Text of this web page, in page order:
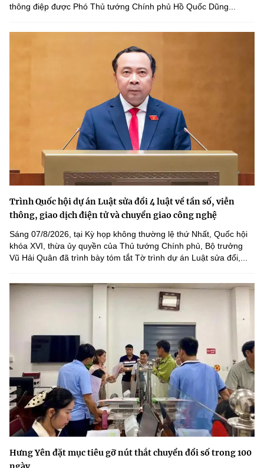
thông điệp được Phó Thủ tướng Chính phủ Hồ Quốc Dũng...
Trình Quốc hội dự án Luật sửa đổi 4 luật về tần số, viễn
thông, giao dịch điện tử và chuyển giao công nghệ
Sáng 07/8/2026, tại Kỳ họp không thường lệ thứ Nhất, Quốc hội
khóa XVI, thừa ủy quyền của Thủ tướng Chính phủ, Bộ trưởng
Vũ Hải Quân đã trình bày tóm tắt Tờ trình dự án Luật sửa đổi,...
Hưng Yên đặt mục tiêu gỡ nút thắt chuyển đổi số trong 100